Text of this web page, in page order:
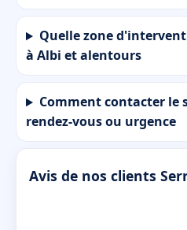
Quelle zone
à Albi et alentours
Comment contacter le
rendez-vous ou urgence
Avis de nos clients